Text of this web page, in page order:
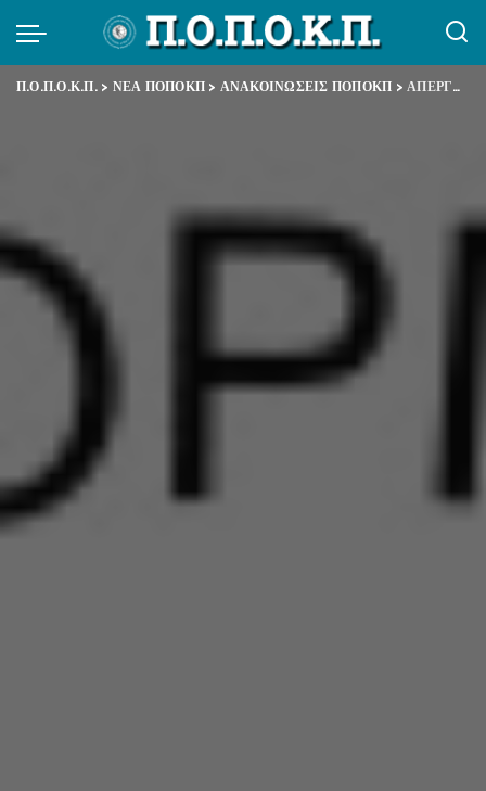
Π.Ο.Π.Ο.Κ.Π.> ΝΕΑ ΠΟΠΟΚΠ > ΑΝΑΚΟΙΝΩΣΕΙΣ ΠΟΠΟΚΠ >ΑΠΕΡΓΟΥΜΕ-ΑΠΕΧΟΥΜΕ ΑΠΟ ΤΙΣ ΔΙΑΔΙΚΑΣΙΕΣ ΔΙΑΜΟΡΦΩΣΗΣ ΤΟΥ Η.Μ.Α.